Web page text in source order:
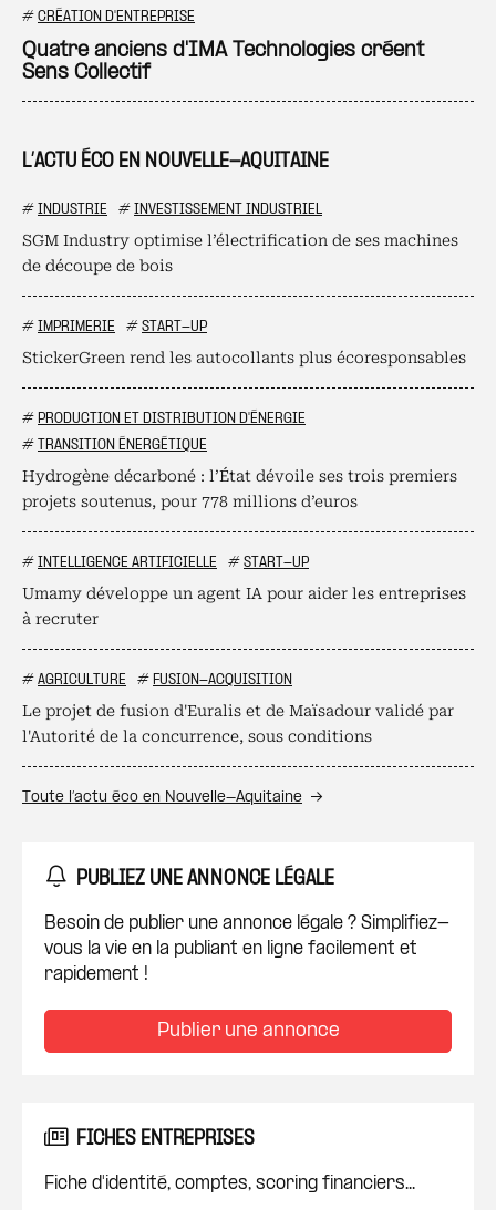
L’ACTU ÉCO EN NOUVELLE-AQUITAINE
# INDUSTRIE # INVESTISSEMENT INDUSTRIEL
SGM Industry optimise l’électrification de ses machines
de découpe de bois
# IMPRIMERIE # START-UP
StickerGreen rend les autocollants plus écoresponsables
# PRODUCTION ET DISTRIBUTION D'ÉNERGIE
# TRANSITION ÉNERGÉTIQUE
Hydrogène décarboné : l’État dévoile ses trois premiers
projets soutenus, pour 778 millions d’euros
# INTELLIGENCE ARTIFICIELLE # START-UP
Umamy développe un agent IA pour aider les entreprises
à recruter
# AGRICULTURE # FUSION-ACQUISITION
Le projet de fusion d'Euralis et de Maïsadour validé par
l'Autorité de la concurrence, sous conditions
Toute l’actu éco en Nouvelle-Aquitaine
PUBLIEZ UNE ANNONCE LÉGALE
Besoin de publier une annonce légale ? Simplifiez-
vous la vie en la publiant en ligne facilement et
rapidement !
Publier une annonce
FICHES ENTREPRISES
Fiche d'identité, comptes, scoring financiers...
# CRÉATION D'ENTREPRISE
Quatre anciens d'IMA Technologies créent
Sens Collectif